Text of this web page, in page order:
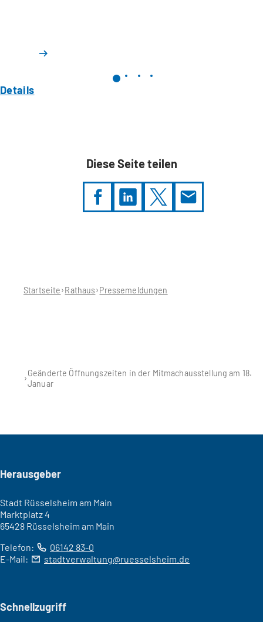
Details
Diese Seite teilen
Startseite Rathaus Pressemeldungen
Geänderte Öffnungszeiten in der Mitmachausstellung am 18.
Januar
Seitenfuß
Herausgeber
Stadt Rüsselsheim am Main
Marktplatz 4
65428 Rüsselsheim am Main
Telefon:
06142 83-0
E-Mail:
stadtverwaltung ruesselsheim de
Schnellzugriff